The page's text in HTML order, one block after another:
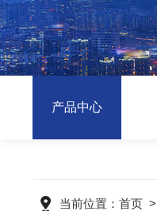
产品中心
当前位置： 首页>